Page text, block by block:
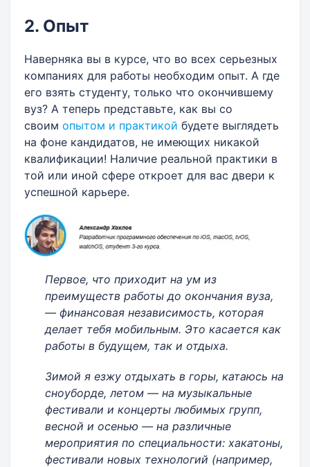
2. Опыт
Наверняка вы в курсе, что во всех серьезных
компаниях для работы необходим опыт. А где
его взять студенту, только что окончившему
вуз? А теперь представьте, как вы со
своим опытом и практикой будете выглядеть
на фоне кандидатов, не имеющих никакой
квалификации! Наличие реальной практики в
той или иной сфере откроет для вас двери к
успешной карьере.
Первое, что приходит на ум из
преимуществ работы до окончания вуза,
— финансовая независимость, которая
делает тебя мобильным. Это касается как
работы в будущем, так и отдыха.
Зимой я езжу отдыхать в горы, катаюсь на
сноуборде, летом — на музыкальные
фестивали и концерты любимых групп,
весной и осенью — на различные
мероприятия по специальности: хакатоны,
фестивали новых технологий (например,